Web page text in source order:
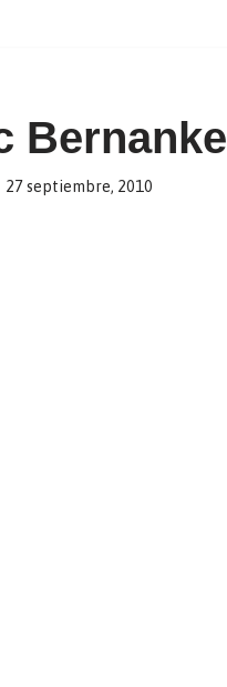
Bernanke
27 septiembre, 2010